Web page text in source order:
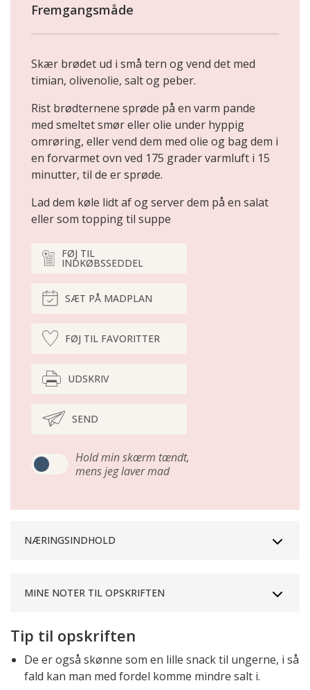
Fremgangsmåde
Skær brødet ud i små tern og vend det med
timian, olivenolie, salt og peber.
Rist brødternene sprøde på en varm pande
med smeltet smør eller olie under hyppig
omrøring, eller vend dem med olie og bag dem i
en forvarmet ovn ved 175 grader varmluft i 15
minutter, til de er sprøde.
Lad dem køle lidt af og server dem på en salat
eller som topping til suppe
FØJ TIL
INDKØBSSEDDEL
SÆT PÅ MADPLAN
FØJ TIL FAVORITTER
UDSKRIV
SEND
Hold min skærm tændt,
mens jeg laver mad
NÆRINGSINDHOLD
MINE NOTER TIL OPSKRIFTEN
Tip til opskriften
De er også skønne som en lille snack til ungerne, i så
fald kan man med fordel komme mindre salt i.